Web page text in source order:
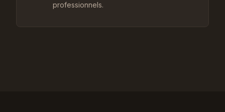
professionnels.